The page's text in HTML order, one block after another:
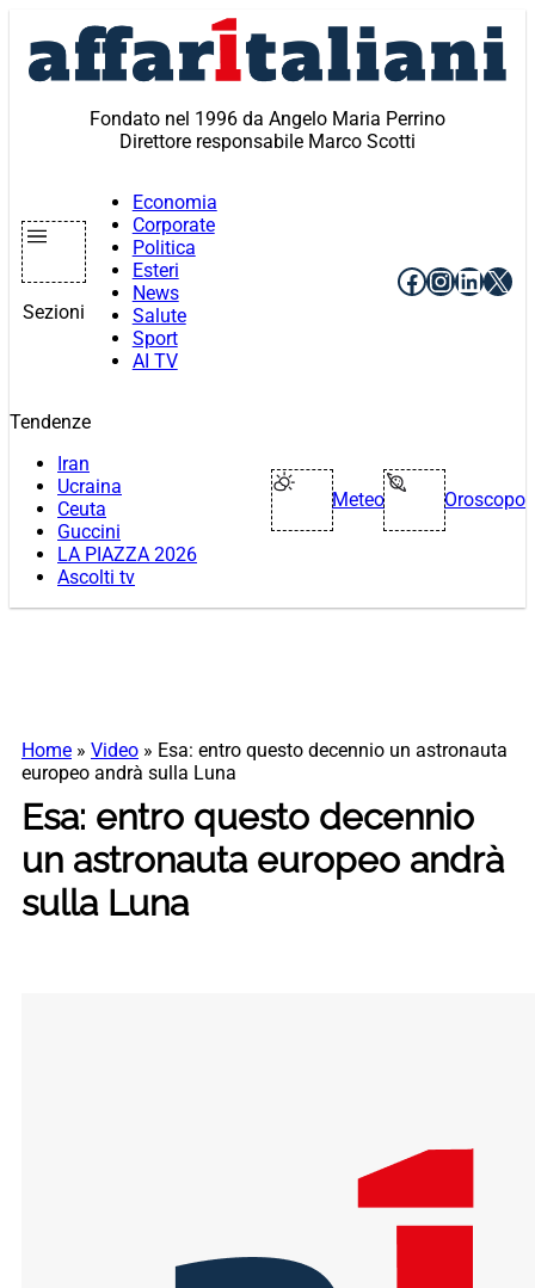
contenuto
Fondato nel 1996 da Angelo Maria Perrino
Direttore responsabile Marco Scotti
Sezioni
Economia
Corporate
Politica
Esteri
News
Salute
Sport
AI TV
Facebook
X
Tendenze
Iran
Ucraina
Ceuta
Guccini
LA PIAZZA 2026
Ascolti tv
Meteo Oroscopo
Home » Video » Esa: entro questo decennio un astronauta
europeo andrà sulla Luna
Esa: entro questo decennio
un astronauta europeo andrà
sulla Luna